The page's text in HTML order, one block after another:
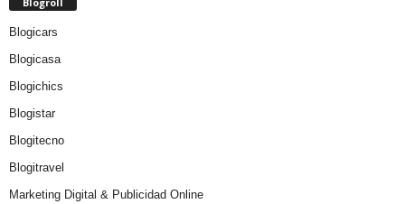
Blogicars
Blogicasa
Blogichics
Blogistar
Blogitecno
Blogitravel
Marketing Digital & Publicidad Online